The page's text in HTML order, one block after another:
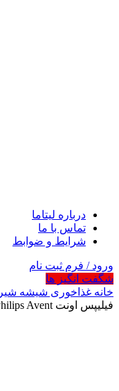
درباره لیتاما
تماس با ما
شرایط و ضوابط
ورود / فرم ثبت نام
شگفت انگیز ها
خانه غذاخوری شیشه شیر
فیلیپس اونت Philips Avent